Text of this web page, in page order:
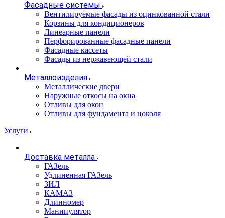
Фасадные системы
Вентилируемые фасады из оцинкованной стали
Корзины для кондиционеров
Линеарные панели
Перфорированные фасадные панели
Фасадные кассеты
Фасады из нержавеющей стали
Металлоизделия
Металлические двери
Наружные откосы на окна
Отливы для окон
Отливы для фундамента и цоколя
Услуги
Доставка металла
ГАЗель
Удлиненная ГАЗель
ЗИЛ
КАМАЗ
Длинномер
Манипулятор